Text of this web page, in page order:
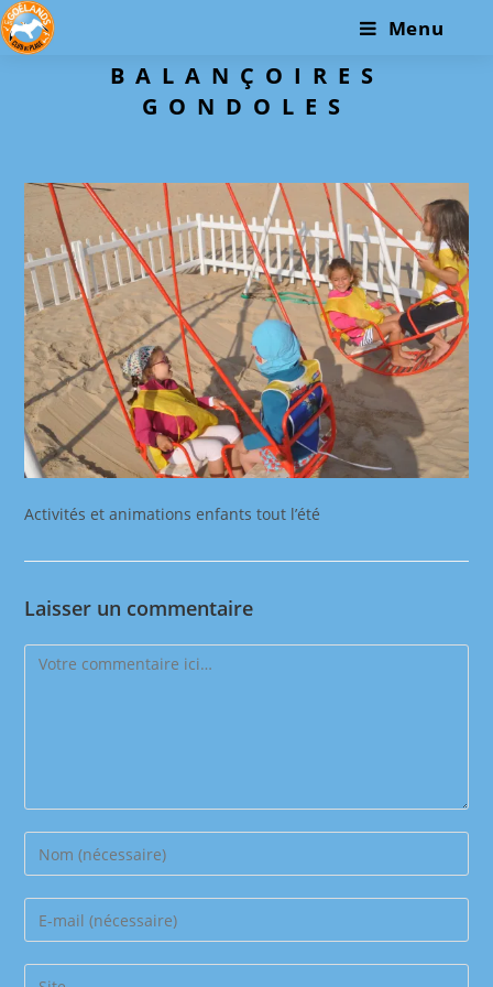
Skip
to
Menu
BALANÇOIRES
GONDOLES
Activités et animations enfants tout l’été
Laisser un commentaire
Comment
Enter
your
name
Enter
your
email
Saisir